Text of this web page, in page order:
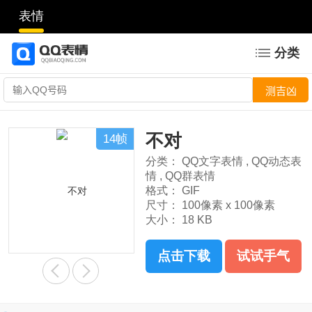
表情
分类
14帧 不对
分类： QQ文字表情 , QQ动态表
情 , QQ群表情
格式：
GIF
尺寸：
100像素 x 100像素
大小：
18 KB
点击下载 试试手气